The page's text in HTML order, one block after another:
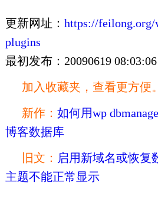
更新网址： https://feilong.org/
plugins
最初发布：20090619
加入收藏夹，查看更方便。
新作： 如何用wp
博客数据库
旧文： 启用新域名或恢复
主题不能正常显示